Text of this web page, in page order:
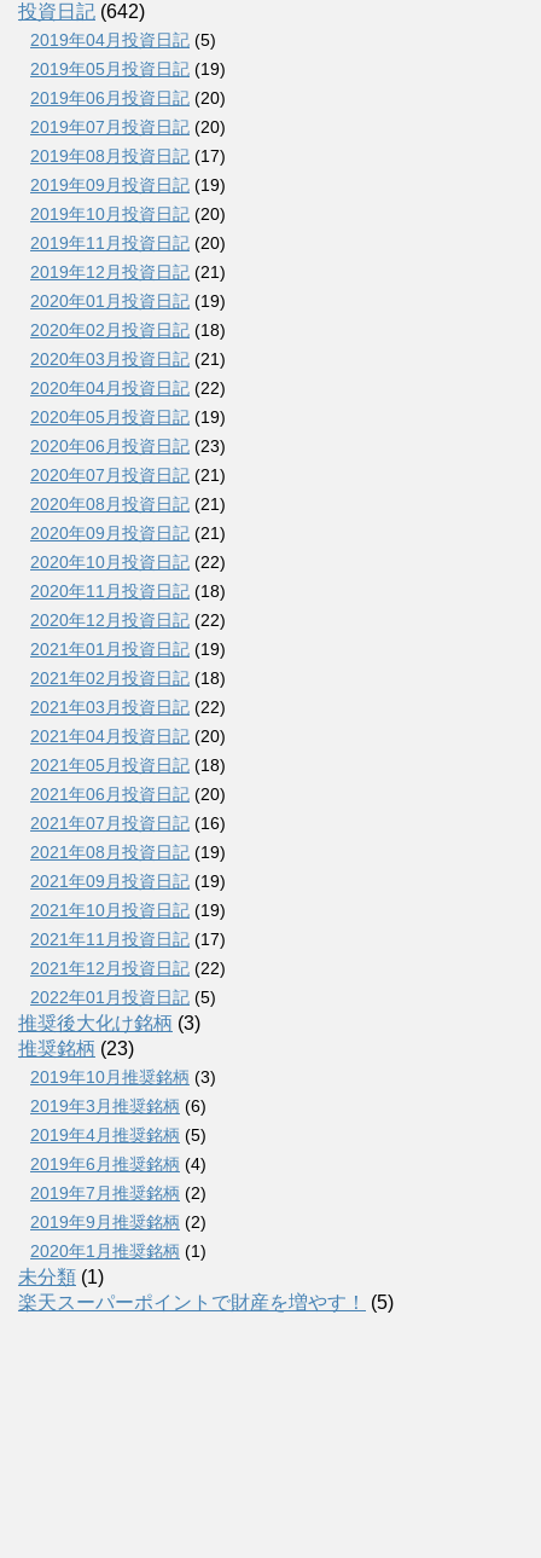
投資日記 (642)
2019年04月投資日記 (5)
2019年05月投資日記 (19)
2019年06月投資日記 (20)
2019年07月投資日記 (20)
2019年08月投資日記 (17)
2019年09月投資日記 (19)
2019年10月投資日記 (20)
2019年11月投資日記 (20)
2019年12月投資日記 (21)
2020年01月投資日記 (19)
2020年02月投資日記 (18)
2020年03月投資日記 (21)
2020年04月投資日記 (22)
2020年05月投資日記 (19)
2020年06月投資日記 (23)
2020年07月投資日記 (21)
2020年08月投資日記 (21)
2020年09月投資日記 (21)
2020年10月投資日記 (22)
2020年11月投資日記 (18)
2020年12月投資日記 (22)
2021年01月投資日記 (19)
2021年02月投資日記 (18)
2021年03月投資日記 (22)
2021年04月投資日記 (20)
2021年05月投資日記 (18)
2021年06月投資日記 (20)
2021年07月投資日記 (16)
2021年08月投資日記 (19)
2021年09月投資日記 (19)
2021年10月投資日記 (19)
2021年11月投資日記 (17)
2021年12月投資日記 (22)
2022年01月投資日記 (5)
推奨後大化け銘柄 (3)
推奨銘柄 (23)
2019年10月推奨銘柄 (3)
2019年3月推奨銘柄 (6)
2019年4月推奨銘柄 (5)
2019年6月推奨銘柄 (4)
2019年7月推奨銘柄 (2)
2019年9月推奨銘柄 (2)
2020年1月推奨銘柄 (1)
未分類 (1)
楽天スーパーポイントで財産を増やす！
(5)